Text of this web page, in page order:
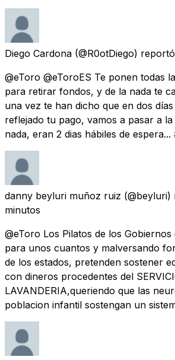
Diego Cardona (@R0otDiego) reportó
@eToro @eToroES Te ponen todas
para retirar fondos, y de la nada te
una vez te han dicho que en dos
reflejado tu pago, vamos a pasar a
nada, eran 2 dias hábiles de espera...
danny beyluri muñoz ruiz (@beyluri)
minutos
@eToro Los Pilatos de los
para unos cuantos y malversando
de los estados, pretenden sostener
con dineros procedentes del
LAVANDERIA,queriendo que las
poblacion infantil sostengan un